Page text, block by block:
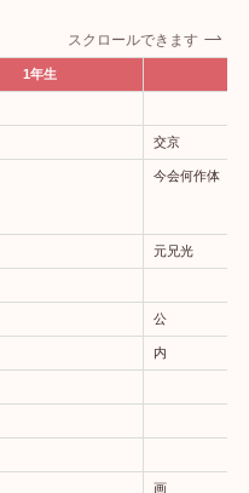
スクロールできます
1年生
交京
今会何作体
元兄光
公
内
画